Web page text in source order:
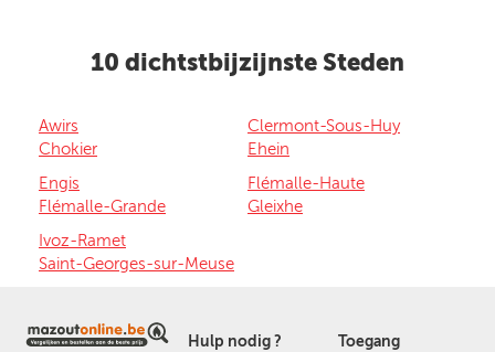
10 dichtstbijzijnste Steden
Awirs
Chokier
Clermont-Sous-Huy
Ehein
Engis
Flémalle-Grande
Flémalle-Haute
Gleixhe
Ivoz-Ramet
Saint-Georges-sur-Meuse
Hulp nodig ? Toegang